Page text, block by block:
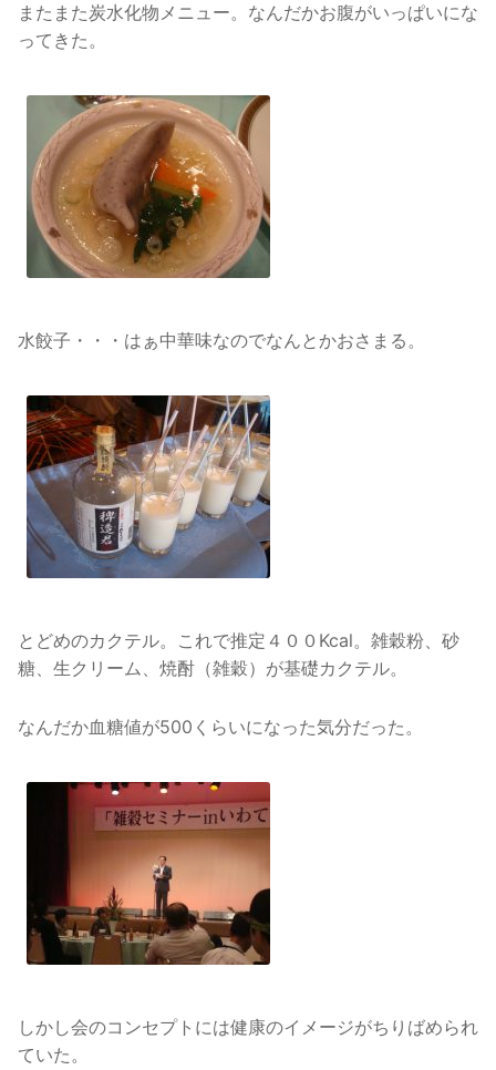
またまた炭水化物メニュー。なんだかお腹がいっぱいにな
ってきた。
水餃子・・・はぁ中華味なのでなんとかおさまる。
とどめのカクテル。これで推定４００Kcal。雑穀粉、砂
糖、生クリーム、焼酎（雑穀）が基礎カクテル。
なんだか血糖値が500くらいになった気分だった。
しかし会のコンセプトには健康のイメージがちりばめられ
ていた。